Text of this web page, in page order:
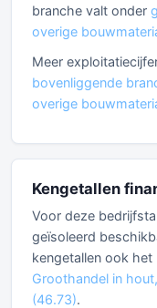
branche valt onder
overige
Meer
bovenliggende
overige
Kengetallen
Voor deze
geïsoleerd
kengetallen ook
Groothandel in
(46.73).